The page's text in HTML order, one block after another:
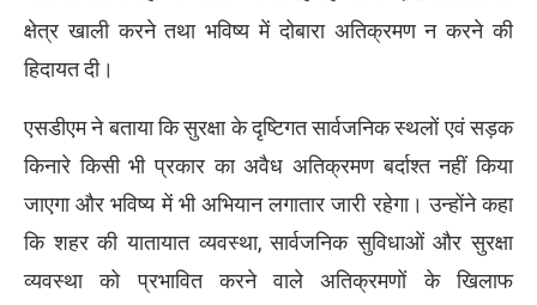
क्षेत्र खाली करने तथा भविष्य में दोबारा अतिक्रमण न करने की
हिदायत दी।
एसडीएम ने बताया कि सुरक्षा के दृष्टिगत सार्वजनिक स्थलों एवं सड़क
किनारे किसी भी प्रकार का अवैध अतिक्रमण बर्दाश्त नहीं किया
जाएगा और भविष्य में भी अभियान लगातार जारी रहेगा। उन्होंने कहा
कि शहर की यातायात व्यवस्था, सार्वजनिक सुविधाओं और सुरक्षा
व्यवस्था को प्रभावित करने वाले अतिक्रमणों के खिलाफ